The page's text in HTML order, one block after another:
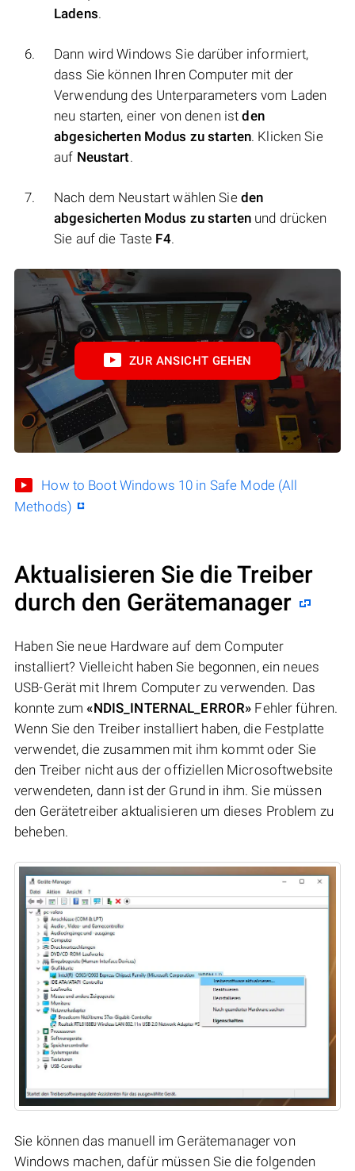
Ladens.
Dann wird Windows Sie darüber informiert,
dass Sie können Ihren Computer mit der
Verwendung des Unterparameters vom Laden
neu starten, einer von denen istden
abgesicherten Modus zu starten. Klicken Sie
auf Neustart.
Nach dem Neustart wählen Sie den
abgesicherten Modus zu starten und drücken
Sie auf die Taste F4.
ZUR ANSICHT GEHEN
How to Boot Windows 10 in Safe Mode (All
Methods)
Aktualisieren Sie die Treiber
durch den Gerätemanager
Haben Sie neue Hardware auf dem Computer
installiert? Vielleicht haben Sie begonnen, ein neues
USB-Gerät mit Ihrem Computer zu verwenden. Das
konnte zum«NDIS_INTERNAL_ERROR» Fehler führen.
Wenn Sie den Treiber installiert haben, die Festplatte
verwendet, die zusammen mit ihm kommt oder Sie
den Treiber nicht aus der offiziellen Microsoftwebsite
verwendeten, dann ist der Grund in ihm. Sie müssen
den Gerätetreiber aktualisieren um dieses Problem zu
beheben.
Sie können das manuell im Gerätemanager von
Windows machen, dafür müssen Sie die folgenden